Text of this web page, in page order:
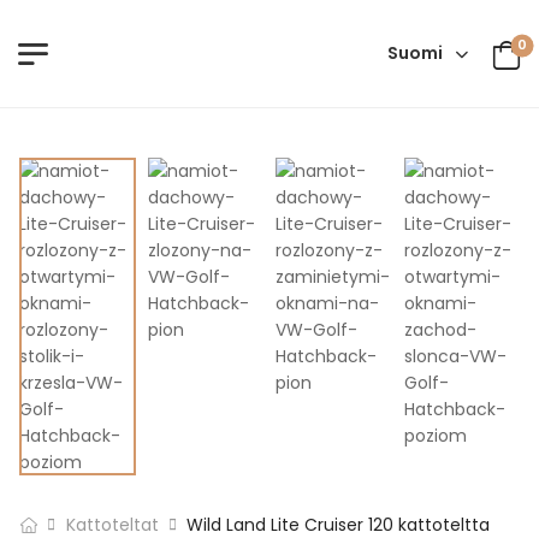
Suomi 0
Kattoteltat
Wild Land Lite Cruiser 120 kattoteltta